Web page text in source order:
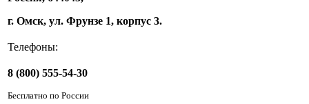
г. Омск, ул. Фрунзе 1, корпус 3.
Телефоны:
8 (800) 555-54-30
Бесплатно по России